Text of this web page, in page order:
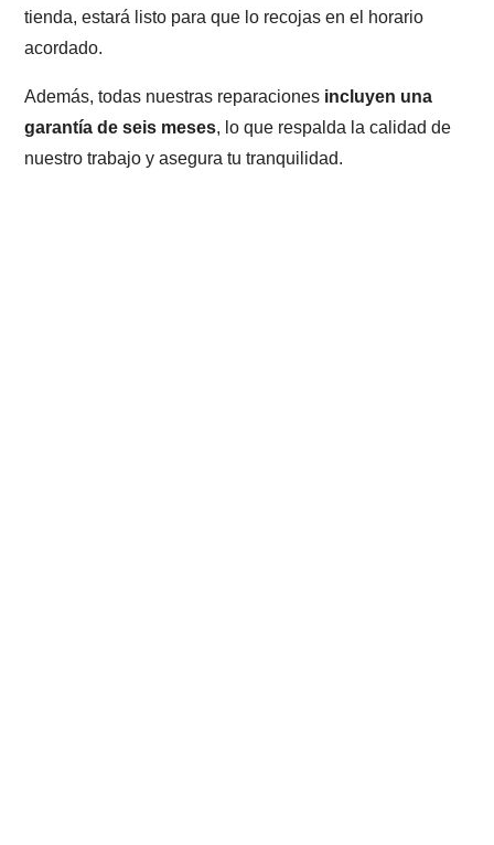
tienda, estará listo para que lo recojas en el horario
acordado.
Además, todas nuestras reparaciones incluyen una
garantía de seis meses, lo que respalda la calidad de
nuestro trabajo y asegura tu tranquilidad.